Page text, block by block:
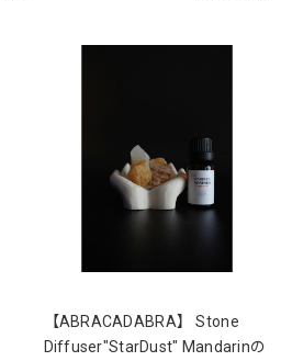
【ABRACADABRA】 Stone
Diffuser"StarDust" Mandarinの